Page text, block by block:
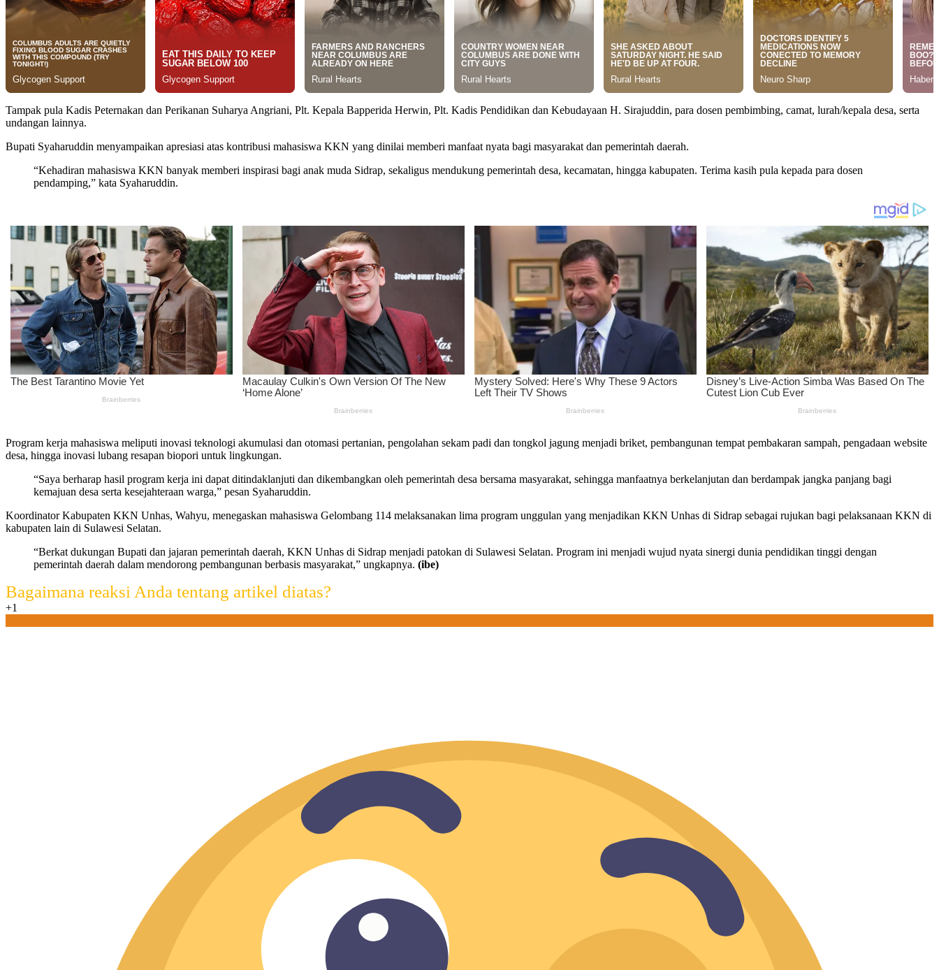
Tampak pula Kadis Peternakan dan Perikanan Suharya Angriani, Plt. Kepala Bapperida Herwin, Plt. Kadis Pendidikan dan Kebudayaan H. Sirajuddin, para dosen pembimbing, camat, lurah/kepala desa, serta
undangan lainnya.
Bupati Syaharuddin menyampaikan apresiasi atas kontribusi mahasiswa KKN yang dinilai memberi manfaat nyata bagi masyarakat dan pemerintah daerah.
“Kehadiran mahasiswa KKN banyak memberi inspirasi bagi anak muda Sidrap, sekaligus mendukung pemerintah desa, kecamatan, hingga kabupaten. Terima kasih pula kepada para dosen
pendamping,” kata Syaharuddin.
Program kerja mahasiswa meliputi inovasi teknologi akumulasi dan otomasi pertanian, pengolahan sekam padi dan tongkol jagung menjadi briket, pembangunan tempat pembakaran sampah, pengadaan website
desa, hingga inovasi lubang resapan biopori untuk lingkungan.
“Saya berharap hasil program kerja ini dapat ditindaklanjuti dan dikembangkan oleh pemerintah desa bersama masyarakat, sehingga manfaatnya berkelanjutan dan berdampak jangka panjang bagi
kemajuan desa serta kesejahteraan warga,” pesan Syaharuddin.
Koordinator Kabupaten KKN Unhas, Wahyu, menegaskan mahasiswa Gelombang 114 melaksanakan lima program unggulan yang menjadikan KKN Unhas di Sidrap sebagai rujukan bagi pelaksanaan KKN di
kabupaten lain di Sulawesi Selatan.
“Berkat dukungan Bupati dan jajaran pemerintah daerah, KKN Unhas di Sidrap menjadi patokan di Sulawesi Selatan. Program ini menjadi wujud nyata sinergi dunia pendidikan tinggi dengan
pemerintah daerah dalam mendorong pembangunan berbasis masyarakat,” ungkapnya. (ibe)
Bagaimana reaksi Anda tentang artikel diatas?
+1